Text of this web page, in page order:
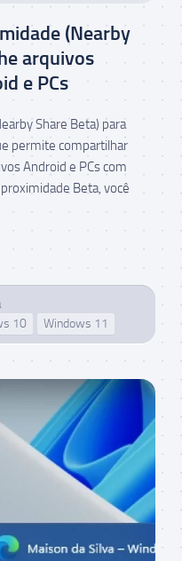
(Nearby
arquivos
e PCs
Share Beta) para
permite compartilhar
Android e PCs com
Beta, você
10 Windows 11